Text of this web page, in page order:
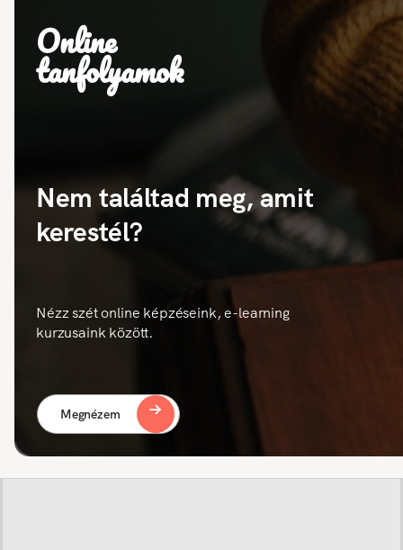
Online
tanfolyamok
Nem találtad meg, amit
kerestél?
Nézz szét online képzéseink, e-learning
kurzusaink között.
Megnézem